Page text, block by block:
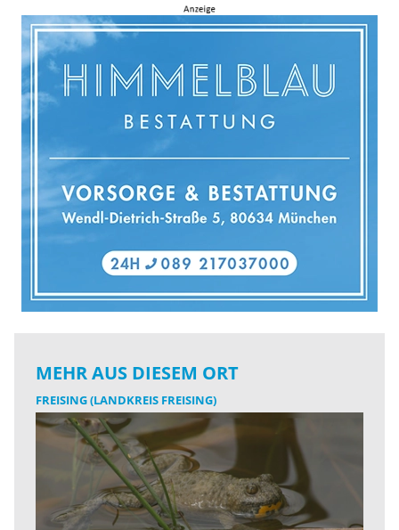
MEHR AUS DIESEM ORT
FREISING (LANDKREIS FREISING)